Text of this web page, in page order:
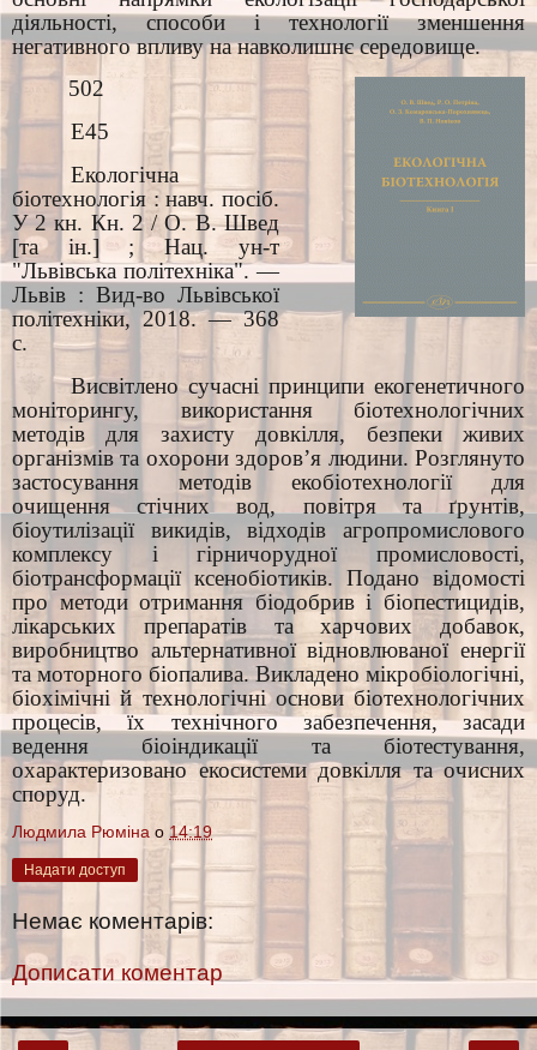
діяльності, способи і технології зменшення
негативного впливу на навколишнє середовище.
502
Е45
Екологічна
біотехнологія : навч. посіб.
У 2 кн. Кн. 2 / О. В. Швед
[та ін.] ; Нац. ун-т
"Львівська політехніка". —
Львів : Вид-во Львівської
політехніки, 2018. — 368
с.
Висвітлено сучасні принципи екогенетичного
моніторингу, використання біотехнологічних
методів для захисту довкілля, безпеки живих
організмів та охорони здоров’я людини. Розглянуто
застосування методів екобіотехнології для
очищення стічних вод, повітря та ґрунтів,
біоутилізації викидів, відходів агропромислового
комплексу і гірничорудної промисловості,
біотрансформації ксенобіотиків. Подано відомості
про методи отримання біодобрив і біопестицидів,
лікарських препаратів та харчових добавок,
виробництво альтернативної відновлюваної енергії
та моторного біопалива. Викладено мікробіологічні,
біохімічні й технологічні основи біотехнологічних
процесів, їх технічного забезпечення, засади
ведення біоіндикації та біотестування,
охарактеризовано екосистеми довкілля та очисних
споруд.
Людмила Рюміна о 14:19
Надати доступ
Немає коментарів:
Дописати коментар